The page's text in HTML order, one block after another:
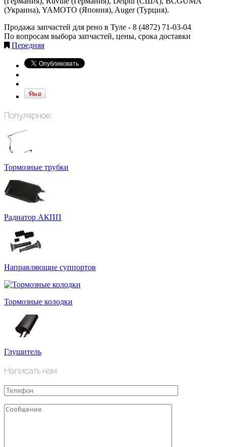
(Украина), YAMOTO (Япония), Auger (Турция).
Продажа запчастей для рено в Туле - 8 (4872) 71-03-04
По вопросам выбора запчастей, цены, срока доставки
Передняя
Популярное:
Тормозные трубки
Радиатор АКПП
Направляющие суппортов
Тормозные колодки
Глушитель
Написать нам